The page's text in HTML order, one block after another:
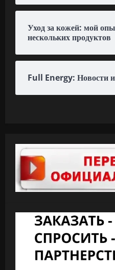
Уход за кожей: мой
нескольких продуктов
Full Energy: Новости